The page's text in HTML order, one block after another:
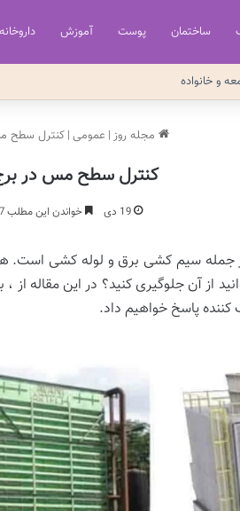
ساختمان پوست آموزش داروخانه
و خانواده
مجله روز | عمومی | کنترل سطح
کنترل سطح مس در
19 دی خواندن این مطلب 7 دقیقه زمان میبرد
جمله سیم کشی برق و لوله کشی است.
آن جلوگیری کنید؟ در این مقاله از
پاسخ خواهیم داد.